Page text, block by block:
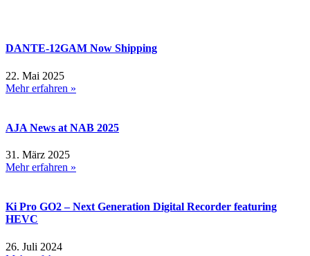
DANTE-12GAM Now Shipping
22. Mai 2025
Mehr erfahren »
AJA News at NAB 2025
31. März 2025
Mehr erfahren »
Ki Pro GO2 – Next Generation Digital Recorder featuring
HEVC
26. Juli 2024